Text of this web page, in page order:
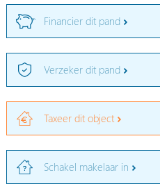
Financier dit pand
Verzeker dit pand
Taxeer dit object
Schakel makelaar in